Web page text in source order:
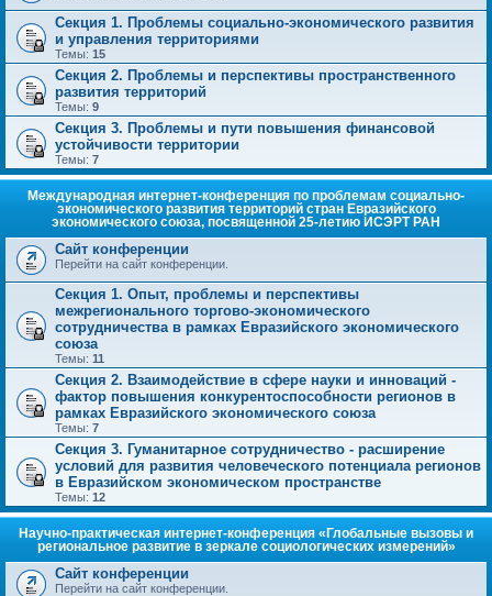
Секция 1. Проблемы социально-экономического развития
и управления территориями
Темы: 15
Секция 2. Проблемы и перспективы пространственного
развития территорий
Темы: 9
Секция 3. Проблемы и пути повышения финансовой
устойчивости территории
Темы: 7
Международная интернет-конференция по проблемам социально-
экономического развития территорий стран Евразийского
экономического союза, посвященной 25-летию ИСЭРТ РАН
Сайт конференции
Перейти на сайт конференции.
Секция 1. Опыт, проблемы и перспективы
межрегионального торгово-экономического
сотрудничества в рамках Евразийского экономического
союза
Темы: 11
Секция 2. Взаимодействие в сфере науки и инноваций -
фактор повышения конкурентоспособности регионов в
рамках Евразийского экономического союза
Темы: 7
Секция 3. Гуманитарное сотрудничество - расширение
условий для развития человеческого потенциала регионов
в Евразийском экономическом пространстве
Темы: 12
Научно-практическая интернет-конференция «Глобальные вызовы и
региональное развитие в зеркале социологических измерений»
Сайт конференции
Перейти на сайт конференции.